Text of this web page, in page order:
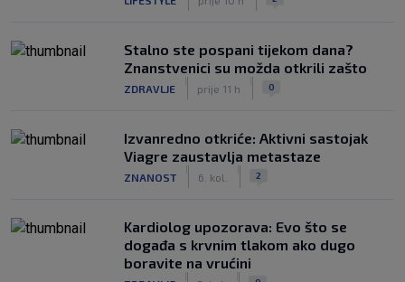
Stalno ste pospani tijekom dana?
Znanstvenici su možda otkrili zašto
ZDRAVLJE prije 11 h 0
Izvanredno otkriće: Aktivni sastojak
Viagre zaustavlja metastaze
ZNANOST 6. kol. 2
Kardiolog upozorava: Evo što se
događa s krvnim tlakom ako dugo
boravite na vrućini